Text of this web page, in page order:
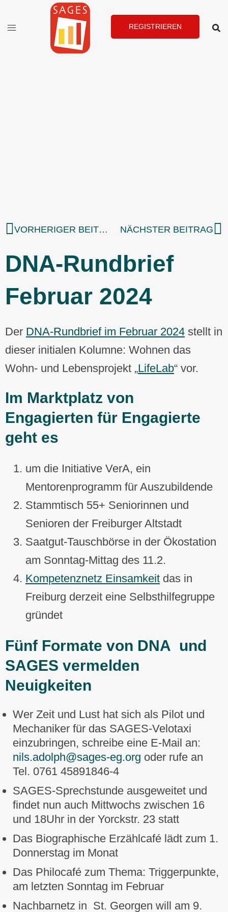
REGISTRIEREN
VORHERIGER BEITRAG NÄCHSTER BEITRAG
DNA-Rundbrief
Februar 2024
Der DNA-Rundbrief im Februar 2024 stellt in
dieser initialen Kolumne: Wohnen das
Wohn- und Lebensprojekt „LifeLab“ vor.
Im Marktplatz von
Engagierten für Engagierte
geht es
um die Initiative VerA, ein
Mentorenprogramm für Auszubildende
Stammtisch 55+ Seniorinnen und
Senioren der Freiburger Altstadt
Saatgut-Tauschbörse in der Ökostation
am Sonntag-Mittag des 11.2.
Kompetenznetz Einsamkeit das in
Freiburg derzeit eine Selbsthilfegruppe
gründet
Fünf Formate von DNA und
SAGES vermelden
Neuigkeiten
Wer Zeit und Lust hat sich als Pilot und
Mechaniker für das SAGES-Velotaxi
einzubringen, schreibe eine E-Mail an:
nils.adolph@sages-eg.org oder rufe an
Tel. 0761 45891846-4
SAGES-Sprechstunde ausgeweitet und
findet nun auch Mittwochs zwischen 16
und 18Uhr in der Yorckstr. 23 statt
Das Biographische Erzählcafé lädt zum 1.
Donnerstag im Monat
Das Philocafé zum Thema: Triggerpunkte,
am letzten Sonntag im Februar
Nachbarnetz in St. Georgen will am 9.